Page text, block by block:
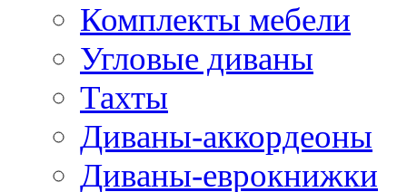
Комплекты мебели
Угловые диваны
Тахты
Диваны-аккордеоны
Диваны-еврокнижки